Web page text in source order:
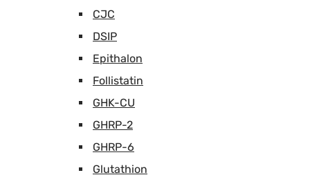
CJC
DSIP
Epithalon
Follistatin
GHK-CU
GHRP-2
GHRP-6
Glutathion